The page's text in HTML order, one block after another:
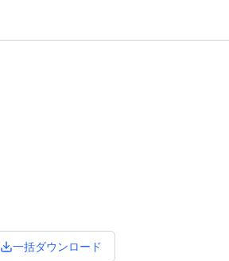
一括ダウンロード